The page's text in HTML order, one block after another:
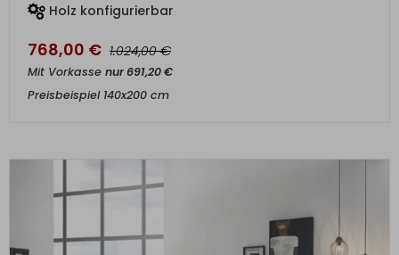
Holz konfigurierbar
768,00 € 1.024,00€
Mit Vorkasse nur691,20€
Preisbeispiel 140x200 cm